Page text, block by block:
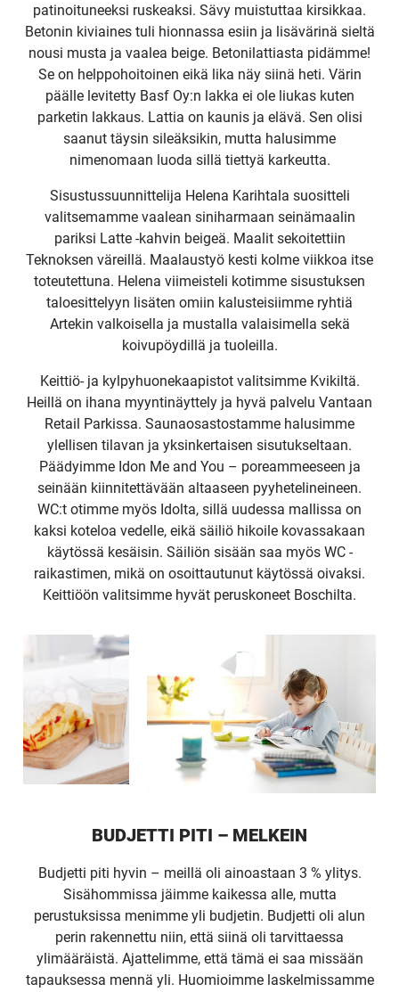
patinoituneeksi ruskeaksi. Sävy muistuttaa kirsikkaa.
Betonin kiviaines tuli hionnassa esiin ja lisävärinä sieltä
nousi musta ja vaalea beige. Betonilattiasta pidämme!
Se on helppohoitoinen eikä lika näy siinä heti. Värin
päälle levitetty Basf Oy:n lakka ei ole liukas kuten
parketin lakkaus. Lattia on kaunis ja elävä. Sen olisi
saanut täysin sileäksikin, mutta halusimme
nimenomaan luoda sillä tiettyä karkeutta.
Sisustussuunnittelija Helena Karihtala suositteli
valitsemamme vaalean siniharmaan seinämaalin
pariksi Latte -kahvin beigeä. Maalit sekoitettiin
Teknoksen väreillä. Maalaustyö kesti kolme viikkoa itse
toteutettuna. Helena viimeisteli kotimme sisustuksen
taloesittelyyn lisäten omiin kalusteisiimme ryhtiä
Artekin valkoisella ja mustalla valaisimella sekä
koivupöydillä ja tuoleilla.
Keittiö- ja kylpyhuonekaapistot valitsimme Kvikiltä.
Heillä on ihana myyntinäyttely ja hyvä palvelu Vantaan
Retail Parkissa. Saunaosastostamme halusimme
ylellisen tilavan ja yksinkertaisen sisutukseltaan.
Päädyimme Idon Me and You – poreammeeseen ja
seinään kiinnitettävään altaaseen pyyhetelineineen.
WC:t otimme myös Idolta, sillä uudessa mallissa on
kaksi koteloa vedelle, eikä säiliö hikoile kovassakaan
käytössä kesäisin. Säiliön sisään saa myös WC -
raikastimen, mikä on osoittautunut käytössä oivaksi.
Keittiöön valitsimme hyvät peruskoneet Boschilta.
BUDJETTI PITI – MELKEIN
Budjetti piti hyvin – meillä oli ainoastaan 3 % ylitys.
Sisähommissa jäimme kaikessa alle, mutta
perustuksissa menimme yli budjetin. Budjetti oli alun
perin rakennettu niin, että siinä oli tarvittaessa
ylimääräistä. Ajattelimme, että tämä ei saa missään
tapauksessa mennä yli. Huomioimme laskelmissamme
UUSI
UNELMISTA
KODIKSI-
TALOKIRJA ON
JULKAISTU
Upea yli 200-sivuinen talokirja!
Tilaa esite